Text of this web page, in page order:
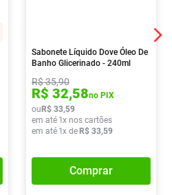
Sabonete Líquido Dove Óleo De
Banho Glicerinado - 240ml
R$35,90
R$ 32,58no PIX
ou R$ 33,59
em até 1x nos cartões
em até 1x de R$ 33,59
Comprar